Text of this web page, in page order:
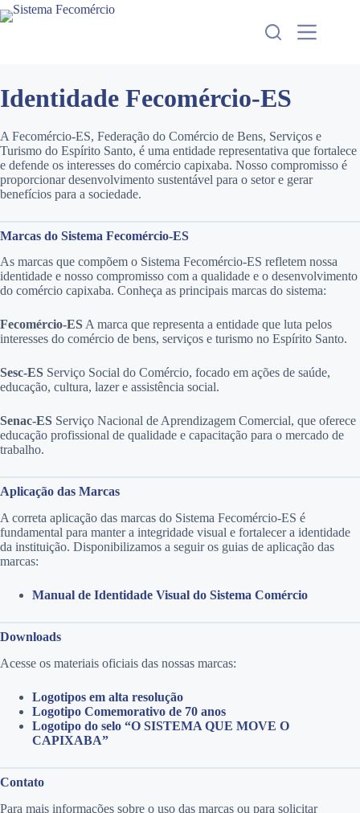
Pular
para
Identidade Fecomércio-ES
A Fecomércio-ES, Federação do Comércio de Bens, Serviços e
Turismo do Espírito Santo, é uma entidade representativa que fortalece
e defende os interesses do comércio capixaba. Nosso compromisso é
proporcionar desenvolvimento sustentável para o setor e gerar
benefícios para a sociedade.
Marcas do Sistema Fecomércio-ES
As marcas que compõem o Sistema Fecomércio-ES refletem nossa
identidade e nosso compromisso com a qualidade e o desenvolvimento
do comércio capixaba. Conheça as principais marcas do sistema:
Fecomércio-ES A marca que representa a entidade que luta pelos
interesses do comércio de bens, serviços e turismo no Espírito Santo.
Sesc-ES Serviço Social do Comércio, focado em ações de saúde,
educação, cultura, lazer e assistência social.
Senac-ES Serviço Nacional de Aprendizagem Comercial, que oferece
educação profissional de qualidade e capacitação para o mercado de
trabalho.
Aplicação das Marcas
A correta aplicação das marcas do Sistema Fecomércio-ES é
fundamental para manter a integridade visual e fortalecer a identidade
da instituição. Disponibilizamos a seguir os guias de aplicação das
marcas:
Manual de Identidade Visual do Sistema Comércio
Downloads
Acesse os materiais oficiais das nossas marcas:
Logotipos em alta resolução
Logotipo Comemorativo de 70 anos
Logotipo do selo “O SISTEMA QUE MOVE O
CAPIXABA”
Contato
Para mais informações sobre o uso das marcas ou para solicitar